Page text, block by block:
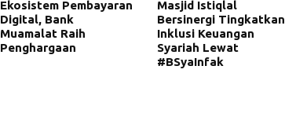
Ekosistem Pembayaran
Digital, Bank
Muamalat Raih
Penghargaan
Masjid Istiqlal
Bersinergi Tingkatkan
Inklusi Keuangan
Syariah Lewat
#BSyaInfak